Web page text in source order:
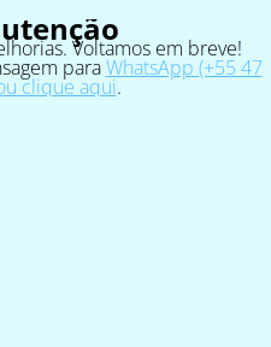
Voltamos em breve!
paraWhatsApp (+55 47
clique aqui.